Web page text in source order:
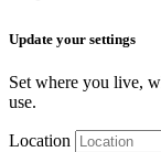
Update your settings
Set where you live,
use.
Location